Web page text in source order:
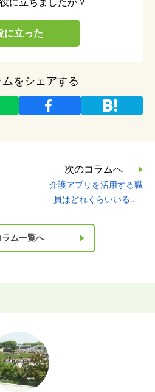
に立った
をシェアする
次のコラムへ
介護アプリを活用する職
員はどれくらいいるの?
ラム一覧へ